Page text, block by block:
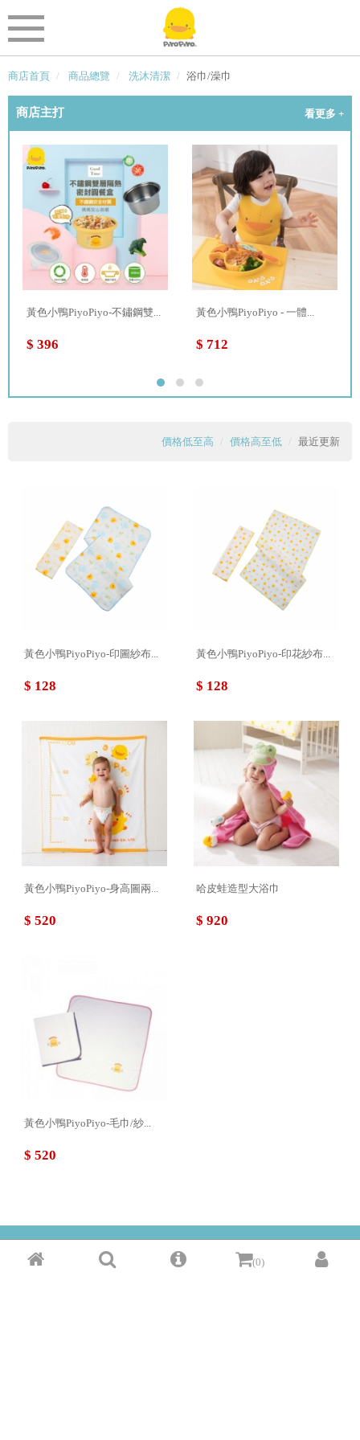
(0)
商店首頁 商品總覽 洗沐清潔 浴巾/澡巾
商店主打 看更多 +
黃色小鴨PiyoPiyo-不鏽鋼雙...
$ 396
黃色小鴨PiyoPiyo - 一體...
$ 712
價格低至高 價格高至低 最近更新
黃色小鴨PiyoPiyo-印圖紗布...
$ 128
黃色小鴨PiyoPiyo-印花紗布...
$ 128
黃色小鴨PiyoPiyo-身高圖兩...
$ 520
哈皮蛙造型大浴巾
$ 920
黃色小鴨PiyoPiyo-毛巾/紗...
$ 520